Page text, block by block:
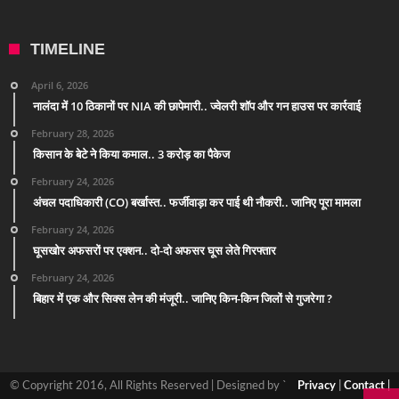
TIMELINE
April 6, 2026
नालंदा में 10 ठिकानों पर NIA की छापेमारी.. ज्वेलरी शॉप और गन हाउस पर कार्रवाई
February 28, 2026
किसान के बेटे ने किया कमाल.. 3 करोड़ का पैकेज
February 24, 2026
अंचल पदाधिकारी (CO) बर्खास्त.. फर्जीवाड़ा कर पाई थी नौकरी.. जानिए पूरा मामला
February 24, 2026
घूसखोर अफसरों पर एक्शन.. दो-दो अफसर घूस लेते गिरफ्तार
February 24, 2026
बिहार में एक और सिक्स लेन की मंजूरी.. जानिए किन-किन जिलों से गुजरेगा ?
© Copyright 2016, All Rights Reserved | Designed by ` Privacy| Contact |